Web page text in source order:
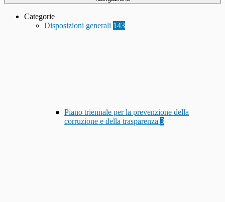
Categorie
Disposizioni generali 143
Piano triennale per la prevenzione della
corruzione e della trasparenza 3